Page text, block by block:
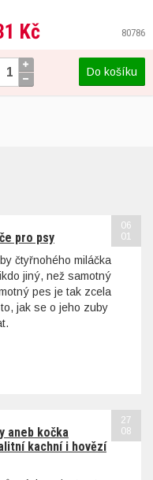
Kč 80786
Do košíku
pro psy
čtyřnohého miláčka
jiný, než samotný
pes je tak zcela
jak se o jeho zuby
06
01
aneb kočka
kachní i hovězí
27
08